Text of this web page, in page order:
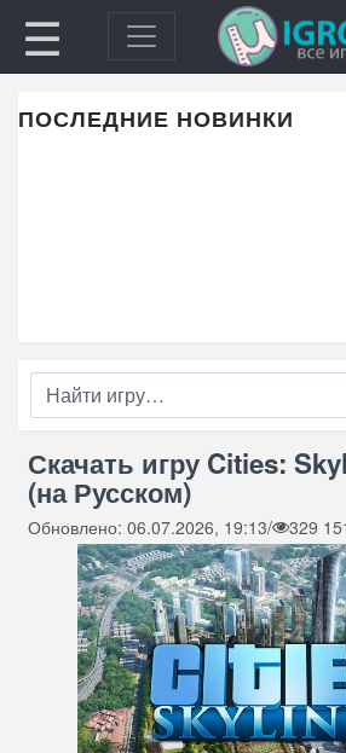
☰
ПОСЛЕДНИЕ НОВИНКИ
Скачать игру Cities:
(на Русском)
Обновлено: 06.07.2026, 19:13/ 329